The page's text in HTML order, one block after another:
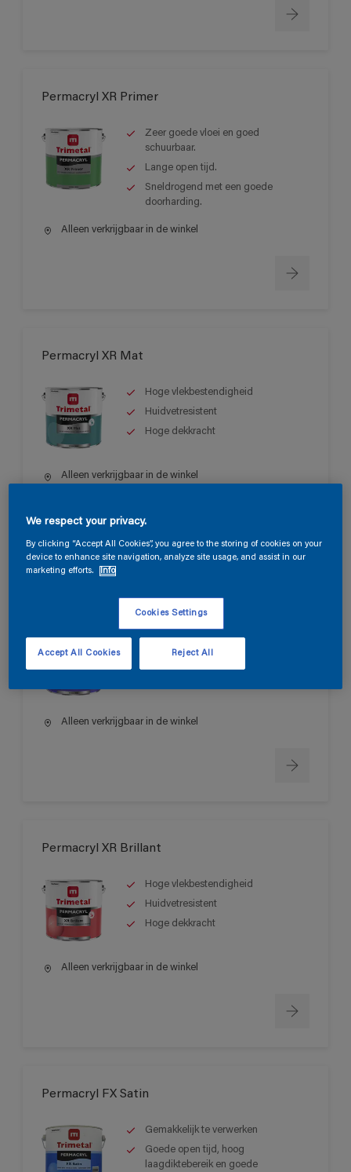
Permacryl XR Primer
Zeer goede vloei en goed
schuurbaar.
Lange open tijd.
Sneldrogend met een goede
doorharding.
Alleen verkrijgbaar in de winkel
Permacryl XR Mat
Hoge vlekbestendigheid
Huidvetresistent
Hoge dekkracht
Alleen verkrijgbaar in de winkel
Permacryl XR Satin
Hoge vlekbestendigheid
Huidvetresistent
Alleen verkrijgbaar in de winkel
Permacryl XR Brillant
Hoge vlekbestendigheid
Huidvetresistent
Hoge dekkracht
Alleen verkrijgbaar in de winkel
Permacryl FX Satin
Gemakkelijk te verwerken
Goede open tijd, hoog
laagdiktebereik en goede
We respect your privacy.
By clicking “Accept All Cookies”, you agree to the storing of cookies on your
device to enhance site navigation, analyze site usage, and assist in our
marketing efforts.
Info
Cookies Settings
Reject All
Accept All Cookies